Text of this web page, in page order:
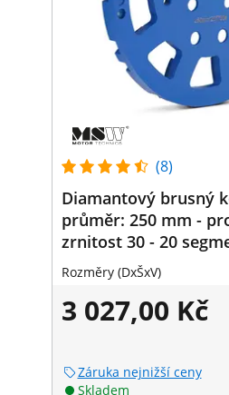
(8)
Diamantový brusný
průměr: 250 mm -
zrnitost 30 - 20
Rozměry (DxŠxV)
3 027,00 Kč
Záruka nejnižší ceny
Skladem